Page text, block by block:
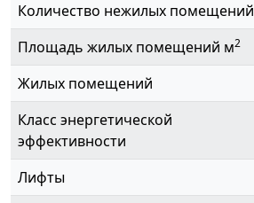
Количество нежилых помещений
Площадь жилых помещений м2
Жилых помещений
Класс энергетической
эффективности
Лифты